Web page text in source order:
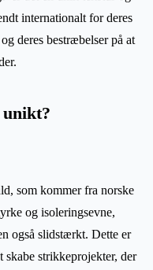
internationalt for deres
deres bestræbelser på at
som kommer fra norske
og isoleringsevne,
også slidstærkt. Dette er
strikkeprojekter, der